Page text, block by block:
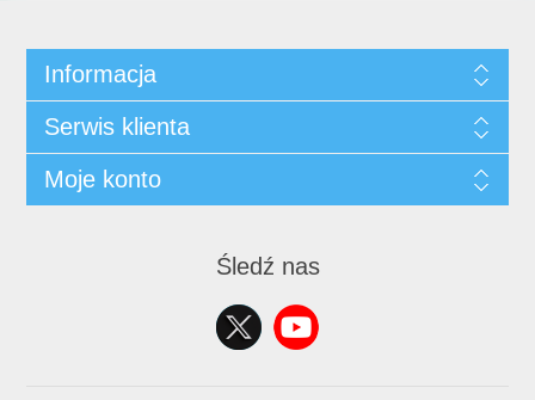
Informacja
Serwis klienta
Moje konto
Śledź nas